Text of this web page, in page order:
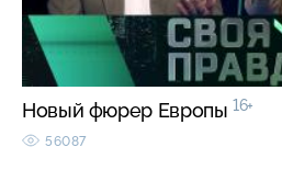
Новый фюрер Европы 16+
56087